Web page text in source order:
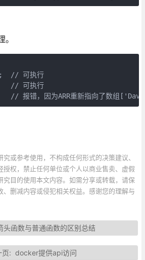
// 可执行
// 可执行
报错，因为ARR重新指向了数组
或参考使用，不构成任何形式的决策建议、
授权，禁止任何单位或个人以商业售卖、虚假
究目的使用本文内容。如需分享或转载，请保
、删减内容或侵犯相关权益。感谢您的理解与
头函数与普通函数的区别总结
页: docker提供api访问